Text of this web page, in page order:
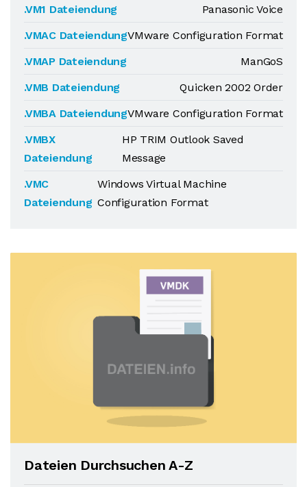
.VM1 Dateiendung
Panasonic Voice
.VMAC DateiendungVMware Configuration Format
.VMAP Dateiendung
ManGoS
.VMB Dateiendung
Quicken 2002 Order
.VMBA DateiendungVMware Configuration Format
.VMBX
Dateiendung
HP TRIM Outlook Saved
Message
.VMC
Dateiendung
Windows Virtual Machine
Configuration Format
Dateien Durchsuchen A-Z